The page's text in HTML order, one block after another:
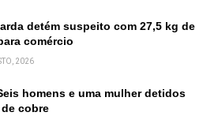
detém suspeito com 27,5 kg de
comércio
2026
homens e uma mulher detidos
cobre